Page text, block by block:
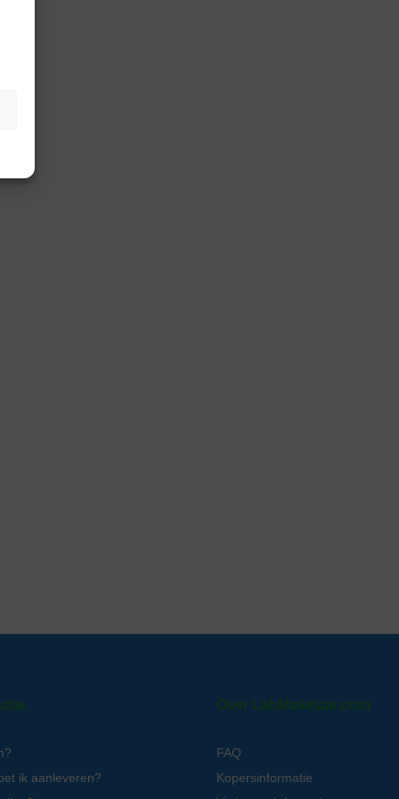
ik aanleveren?
Over LabMakelaar.com
FAQ
Kopersinformatie